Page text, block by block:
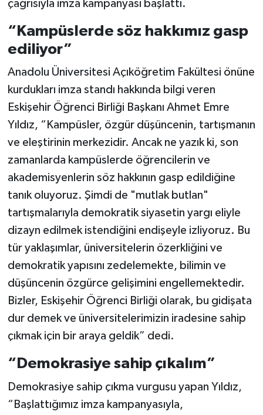
çağrısıyla imza kampanyası başlattı.
“Kampüslerde söz hakkımız gasp
ediliyor”
Anadolu Üniversitesi Açıköğretim Fakültesi önüne
kurdukları imza standı hakkında bilgi veren
Eskişehir Öğrenci Birliği Başkanı Ahmet Emre
Yıldız, “Kampüsler, özgür düşüncenin, tartışmanın
ve eleştirinin merkezidir. Ancak ne yazık ki, son
zamanlarda kampüslerde öğrencilerin ve
akademisyenlerin söz hakkının gasp edildiğine
tanık oluyoruz. Şimdi de "mutlak butlan"
tartışmalarıyla demokratik siyasetin yargı eliyle
dizayn edilmek istendiğini endişeyle izliyoruz. Bu
tür yaklaşımlar, üniversitelerin özerkliğini ve
demokratik yapısını zedelemekte, bilimin ve
düşüncenin özgürce gelişimini engellemektedir.
Bizler, Eskişehir Öğrenci Birliği olarak, bu gidişata
dur demek ve üniversitelerimizin iradesine sahip
çıkmak için bir araya geldik” dedi.
“Demokrasiye sahip çıkalım”
Demokrasiye sahip çıkma vurgusu yapan Yıldız,
“Başlattığımız imza kampanyasıyla,